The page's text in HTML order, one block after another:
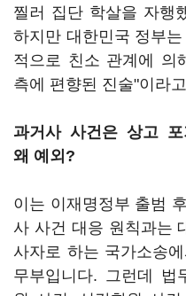
찔러 집단 학살을 자행
하지만 대한민국 정부
적으로 친소 관계에 의
측에 편향된 진술"이라
과거사 사건은 상고
왜 예외?
이는 이재명정부 출범
사 사건 대응 원칙과는
사자로 하는 국가소송
무부입니다. 그런데 법